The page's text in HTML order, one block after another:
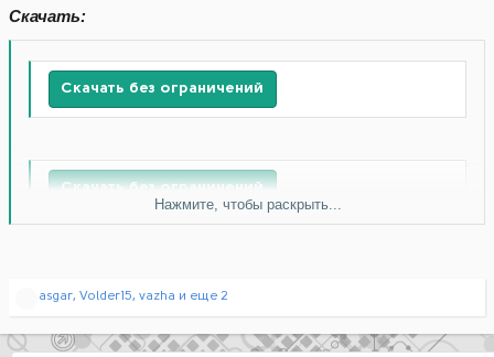
Скачать:
Скачать без ограничений
Скачать без ограничений
Нажмите, чтобы раскрыть...
Рasgar, Volder15, vazha и еще 2